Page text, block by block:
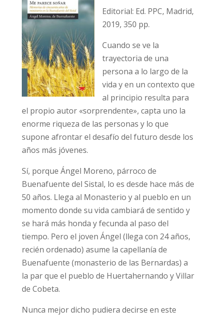
Editorial: Ed. PPC, Madrid,
2019, 350 pp.
Cuando se ve la
trayectoria de una
persona a lo largo de la
vida y en un contexto que
al principio resulta para
el propio autor «sorprendente», capta uno la
enorme riqueza de las personas y lo que
supone afrontar el desafío del futuro desde los
años más jóvenes.
Sí, porque Ángel Moreno, párroco de
Buenafuente del Sistal, lo es desde hace más de
50 años. Llega al Monasterio y al pueblo en un
momento donde su vida cambiará de sentido y
se hará más honda y fecunda al paso del
tiempo. Pero el joven Ángel (llega con 24 años,
recién ordenado) asume la capellanía de
Buenafuente (monasterio de las Bernardas) a
la par que el pueblo de Huertahernando y Villar
de Cobeta.
Nunca mejor dicho pudiera decirse en este